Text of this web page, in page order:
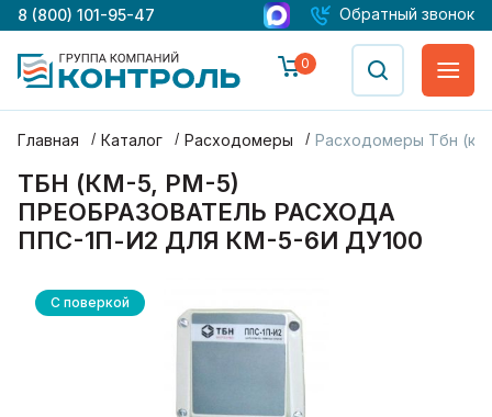
8 (800) 101-95-47 Обратный звонок
0
Главная Каталог Расходомеры Расходомеры Тбн
ТБН (КМ-5, РМ-5)
ПРЕОБРАЗОВАТЕЛЬ РАСХОДА
ППС-1П-И2 ДЛЯ КМ-5-6И ДУ100
С поверкой